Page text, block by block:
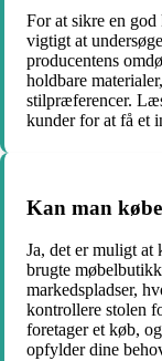
For at sikre en
vigtigt at
producentens
holdbare
stilpræferencer.
kunder for at få et
Kan man
Ja, det er muligt at
brugte
markedspladser,
kontrollere stolen
foretager et køb,
opfylder dine